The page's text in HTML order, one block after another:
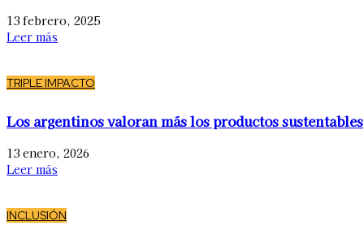
13 febrero, 2025
Leer más
TRIPLE IMPACTO
Los argentinos valoran más los productos sustentables
13 enero, 2026
Leer más
INCLUSIÓN